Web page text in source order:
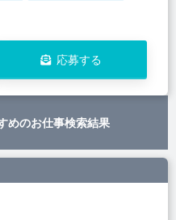
応募する
めのお仕事検索結果